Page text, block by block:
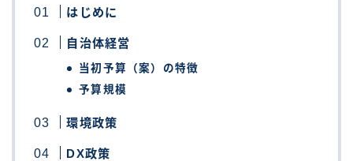
はじめに
自治体経営
当初予算（案）の特徴
予算規模
環境政策
DX政策